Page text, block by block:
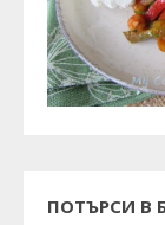
ПОТЪРСИ В